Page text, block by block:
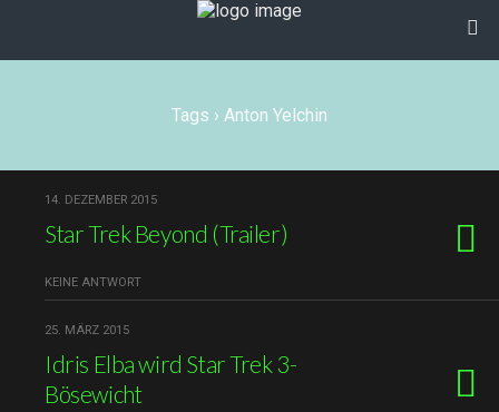
Tags › Anton Yelchin
14. DEZEMBER 2015
Star Trek Beyond (Trailer)
KEINE ANTWORT
25. MÄRZ 2015
Idris Elba wird Star Trek 3-
Bösewicht